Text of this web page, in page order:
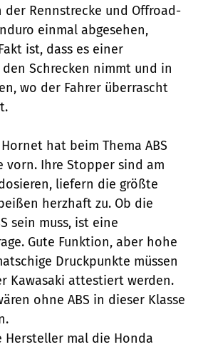
der Rennstrecke und Offroad-
einmal abgesehen,
ist, dass es einer
den Schrecken nimmt und in
wo der Fahrer überrascht
hat beim Thema ABS
vorn. Ihre Stopper sind am
liefern die größte
herzhaft zu. Ob die
sein muss, ist eine
Gute Funktion, aber hohe
Druckpunkte müssen
Kawasaki attestiert werden.
ohne ABS in dieser Klasse
mal die Honda